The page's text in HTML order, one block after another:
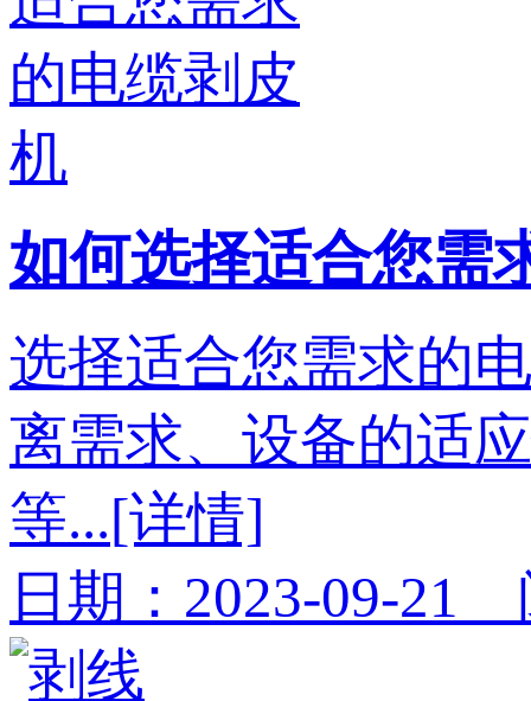
如何选择适合您需
选择适合您需求的
离需求、设备的适
等...[详情]
日期：2023-09-21